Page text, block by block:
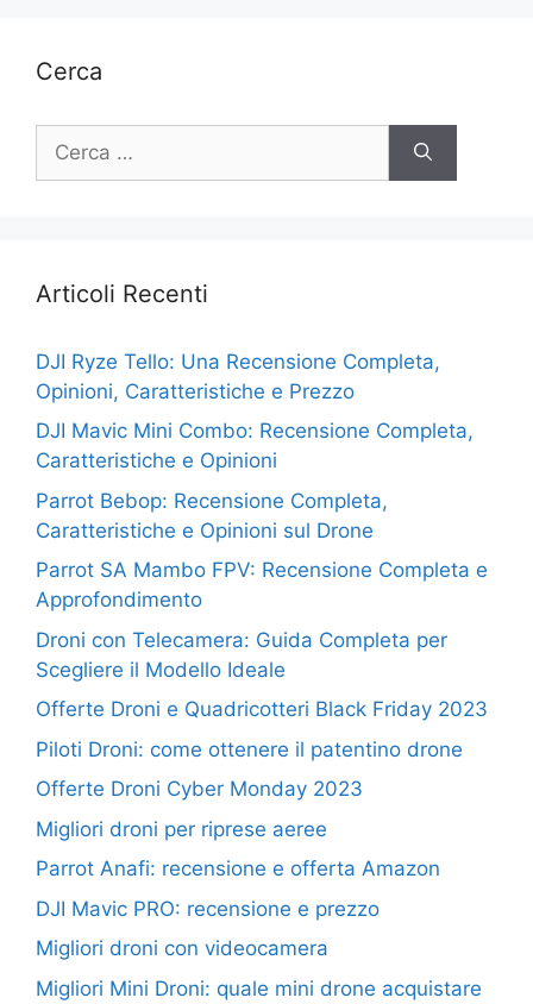
Cerca
per:
Articoli Recenti
DJI Ryze Tello: Una Recensione Completa,
Opinioni, Caratteristiche e Prezzo
DJI Mavic Mini Combo: Recensione Completa,
Caratteristiche e Opinioni
Parrot Bebop: Recensione Completa,
Caratteristiche e Opinioni sul Drone
Parrot SA Mambo FPV: Recensione Completa e
Approfondimento
Droni con Telecamera: Guida Completa per
Scegliere il Modello Ideale
Offerte Droni e Quadricotteri Black Friday 2023
Piloti Droni: come ottenere il patentino drone
Offerte Droni Cyber Monday 2023
Migliori droni per riprese aeree
Parrot Anafi: recensione e offerta Amazon
DJI Mavic PRO: recensione e prezzo
Migliori droni con videocamera
Migliori Mini Droni: quale mini drone acquistare